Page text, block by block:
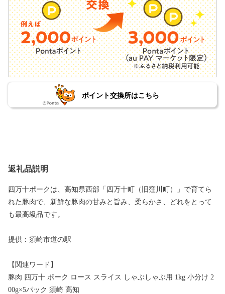
ポイント交換所はこちら
返礼品説明
四万十ポークは、高知県西部「四万十町（旧窪川町）」で育てら
れた豚肉で、新鮮な豚肉の甘みと旨み、柔らかさ、どれをとって
も最高級品です。
提供：須崎市道の駅
【関連ワード】
豚肉 四万十 ポーク ロース スライス しゃぶしゃぶ用 1kg 小分け 2
00g×5パック 須崎 高知